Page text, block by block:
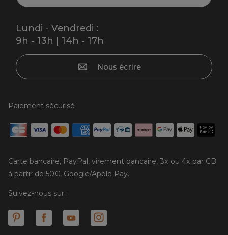
Lundi - Vendredi :
9h - 13h | 14h - 17h
Nous écrire
Paiement sécurisé
Carte bancaire, PayPal, virement bancaire, 3x ou 4x par CB
à partir de 50€, Google/Apple Pay.
Suivez-nous sur :